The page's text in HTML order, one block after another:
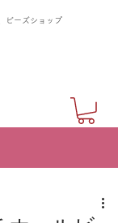
ビーズショップ